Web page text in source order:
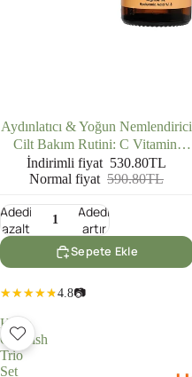
Aydınlatıcı & Yoğun Nemlendirici
Cilt Bakım Rutini: C Vitamini
Serumu (30 ml) + Hyalüronik Asit
Serum (30 ml)
İndirimli fiyat 530.80TL
Normal fiyat 590.80TL
Adedi
azalt
Adedi
artır
Sepete Ekle
4.8📷
Hoito
Glowish
Trio
Set